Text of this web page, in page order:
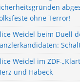
ohne Terror!
Weidel beim Duell
Weidel im ZDF-
und Habeck